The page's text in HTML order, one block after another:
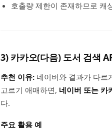
호출량 제한이 존재하므로 캐
3) 카카오(다음) 도서 검색
추천 이유: 네이버와 결과가 다르
고르기 애매하면, 네이버 또는 카
다.
주요 활용 예